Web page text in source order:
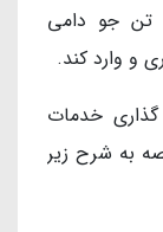
سرمایه گذاری جاهد در نظر دارد ۳٠٠٠ تن جو دامی
و وارد کند.
خدمات
به شرح زیر